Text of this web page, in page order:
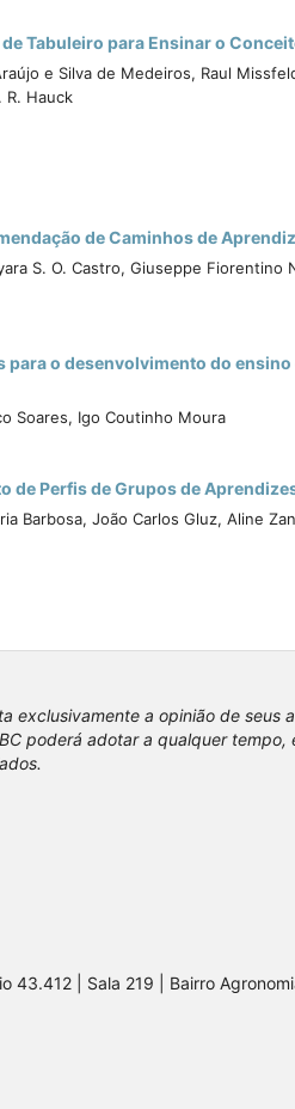
Tabuleiro para Ensinar o
e Silva de Medeiros, Raul
R. Hauck
de Caminhos de
S. O. Castro, Giuseppe Fiorentino
o desenvolvimento do
Soares, Igo Coutinho Moura
de Perfis de Grupos de
Barbosa, João Carlos Gluz, Aline
exclusivamente a opinião de seus
poderá adotar a qualquer
43.412 | Sala 219 | Bairro